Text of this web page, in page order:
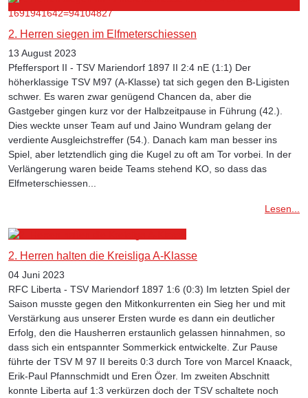
2. Herren siegen im Elfmeterschiessen
13 August 2023
Pfeffersport II - TSV Mariendorf 1897 II 2:4 nE (1:1) Der
höherklassige TSV M97 (A-Klasse) tat sich gegen den B-Ligisten
schwer. Es waren zwar genügend Chancen da, aber die
Gastgeber gingen kurz vor der Halbzeitpause in Führung (42.).
Dies weckte unser Team auf und Jaino Wundram gelang der
verdiente Ausgleichstreffer (54.). Danach kam man besser ins
Spiel, aber letztendlich ging die Kugel zu oft am Tor vorbei. In der
Verlängerung waren beide Teams stehend KO, so dass das
Elfmeterschiessen...
Lesen...
2. Herren halten die Kreisliga A-Klasse
04 Juni 2023
RFC Liberta - TSV Mariendorf 1897 1:6 (0:3) Im letzten Spiel der
Saison musste gegen den Mitkonkurrenten ein Sieg her und mit
Verstärkung aus unserer Ersten wurde es dann ein deutlicher
Erfolg, den die Hausherren erstaunlich gelassen hinnahmen, so
dass sich ein entspannter Sommerkick entwickelte. Zur Pause
führte der TSV M 97 II bereits 0:3 durch Tore von Marcel Knaack,
Erik-Paul Pfannschmidt und Eren Özer. Im zweiten Abschnitt
konnte Liberta auf 1:3 verkürzen doch der TSV schaltete noch